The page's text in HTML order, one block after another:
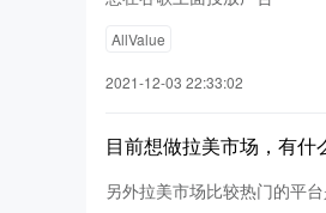
AllValue
2021-12-03 22:33:02
目前想做拉美市场，有什
另外拉美市场比较热门的平